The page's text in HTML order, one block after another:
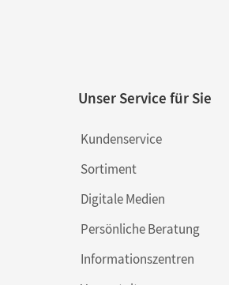
Unser Service für Sie
Kundenservice
Sortiment
Digitale Medien
Persönliche Beratung
Informationszentren